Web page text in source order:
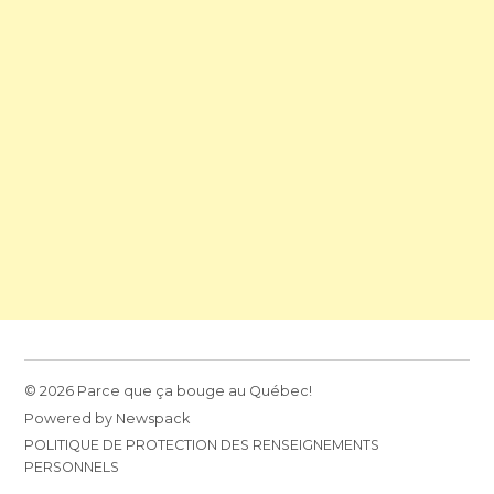
© 2026 Parce que ça bouge au Québec!
Powered by Newspack
POLITIQUE DE PROTECTION DES RENSEIGNEMENTS
PERSONNELS